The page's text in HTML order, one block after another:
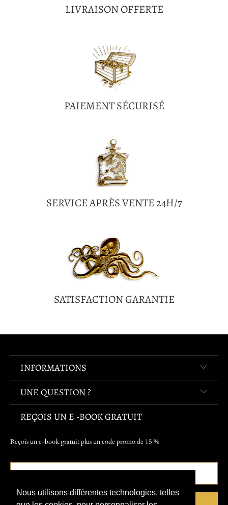
Nous utilisons différentes technologies, telles
LIVRAISON OFFERTE
PAIEMENT SÉCURISÉ
SERVICE APRÈS VENTE 24H/7
SATISFACTION GARANTIE
INFORMATIONS
UNE QUESTION ?
REÇOIS UN E -BOOK GRATUIT
Reçois un e-book gratuit plus un code promo de 15 %